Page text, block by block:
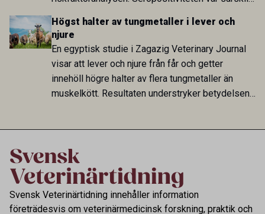
hög i Zarqa och statistiskt kopplad till bland
annat stallhållning. Resultaten visar att hästarna
har exponerats för parasiten – men inte att de
fungerar som reservoarer eller bidrar till
smittspridning.
Högst halter av tungmetaller i lever och
njure
En egyptisk studie i Zagazig Veterinary Journal
visar att lever och njure från får och getter
innehöll högre halter av flera tungmetaller än
muskelkött. Resultaten understryker betydelsen
Svensk Veterinärtidning innehåller information
företrädesvis om veterinärmedicinsk forskning, praktik och